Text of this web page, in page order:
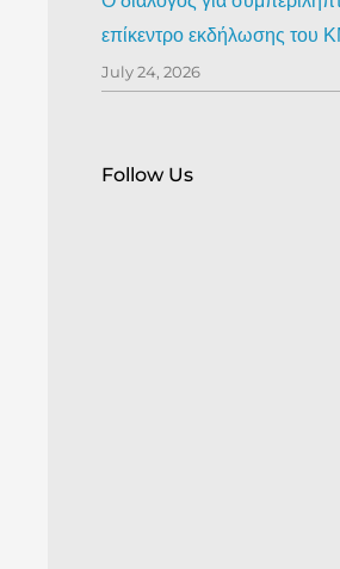
επίκεντρο εκδήλωσης του
July 24, 2026
Follow Us